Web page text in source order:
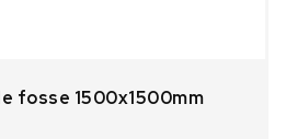
fosse 1500x1500mm